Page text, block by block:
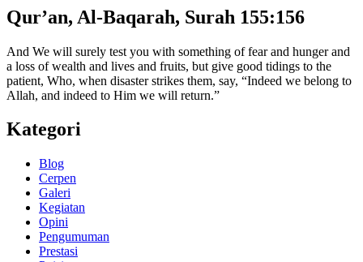
Qur’an, Al-Baqarah, Surah 155:156
And We will surely test you with something of fear and hunger and
a loss of wealth and lives and fruits, but give good tidings to the
patient, Who, when disaster strikes them, say, “Indeed we belong to
Allah, and indeed to Him we will return.”
Kategori
Blog
Cerpen
Galeri
Kegiatan
Opini
Pengumuman
Prestasi